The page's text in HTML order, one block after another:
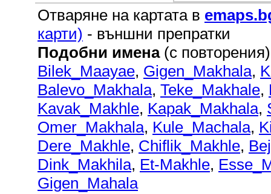
Отваряне на картата в
карти) - външни препратки
Подобни имена(с
Bilek_Maayae, Gigen_Makhala,
Balevo_Makhala, Teke_Makhale,
Kavak_Makhle, Kapak_Makhala,
Omer_Makhala, Kule_Machala,
Dere_Makhle, Chiflik_Makhle,
Dink_Makhila, Et-Makhle,
Gigen_Mahala